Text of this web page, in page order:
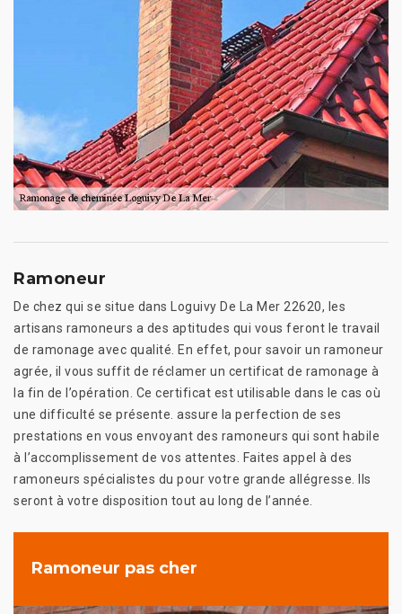
Ramoneur
De chez qui se situe dans Loguivy De La Mer 22620, les
artisans ramoneurs a des aptitudes qui vous feront le travail
de ramonage avec qualité. En effet, pour savoir un ramoneur
agrée, il vous suffit de réclamer un certificat de ramonage à
la fin de l’opération. Ce certificat est utilisable dans le cas où
une difficulté se présente. assure la perfection de ses
prestations en vous envoyant des ramoneurs qui sont habile
à l’accomplissement de vos attentes. Faites appel à des
ramoneurs spécialistes du pour votre grande allégresse. Ils
seront à votre disposition tout au long de l’année.
Ramoneur pas cher